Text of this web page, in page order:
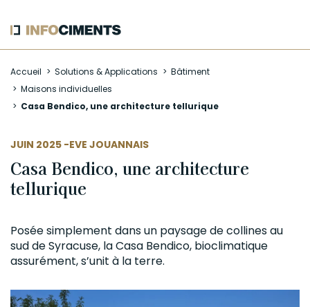
au
contenu
principal
Accueil Solutions & Applications
Bâtiment
Maisons individuelles
Casa Bendico, une architecture tellurique
JUIN 2025 -
AUTEUR EVE JOUANNAIS
Casa Bendico, une architecture
tellurique
Posée simplement dans un paysage de collines au
sud de Syracuse, la Casa Bendico, bioclimatique
assurément, s’unit à la terre.